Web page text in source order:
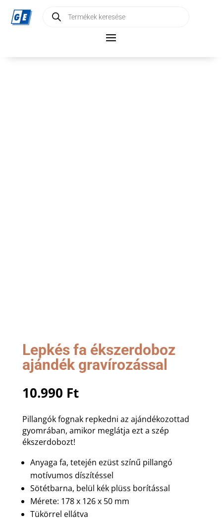
search
Lepkés fa ékszerdoboz
ajándék gravírozással
10.990 Ft
Pillangók fognak repkedni az ajándékozottad
gyomrában, amikor meglátja ezt a szép
ékszerdobozt!
Anyaga fa, tetején ezüst színű pillangó
motívumos díszítéssel
Sötétbarna, belül kék plüss borítással
Mérete: 178 x 126 x 50 mm
Tükörrel ellátva